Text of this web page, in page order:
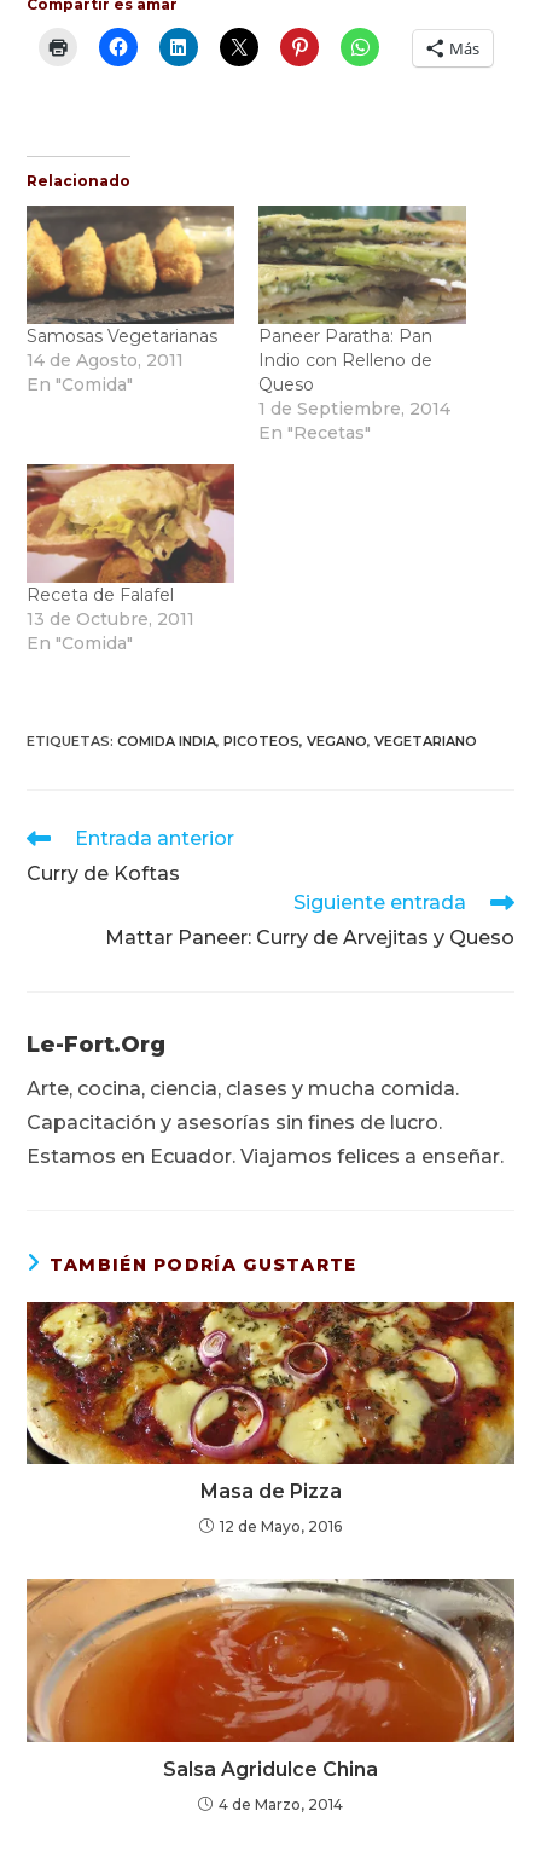
Compartir es amar
Más
Relacionado
Samosas Vegetarianas
14 de Agosto, 2011
En "Comida"
Paneer Paratha: Pan
Indio con Relleno de
Queso
1 de Septiembre, 2014
En "Recetas"
Receta de Falafel
13 de Octubre, 2011
En "Comida"
ETIQUETAS:COMIDA INDIA, PICOTEOS, VEGANO, VEGETARIANO
Leer
artículos
Entrada anterior
Curry de Koftas
Siguiente entrada
Mattar Paneer: Curry de Arvejitas y Queso
Le-Fort.org
Arte, cocina, ciencia, clases y mucha comida.
Capacitación y asesorías sin fines de lucro.
Estamos en Ecuador. Viajamos felices a enseñar.
TAMBIÉN PODRÍA GUSTARTE
Masa de Pizza
12 de Mayo, 2016
Salsa Agridulce China
4 de Marzo, 2014